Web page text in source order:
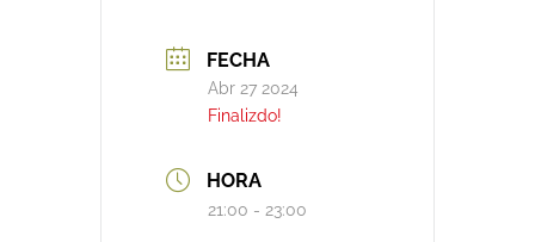
FECHA
Abr 27 2024
Finalizdo!
HORA
21:00 - 23:00